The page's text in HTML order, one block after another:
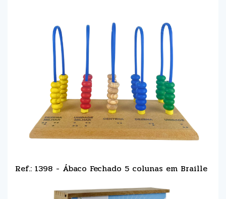
Ref.: 1398 - Ábaco Fechado 5 colunas em Braille